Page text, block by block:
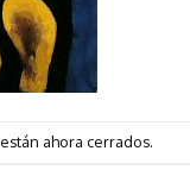
ahora cerrados.